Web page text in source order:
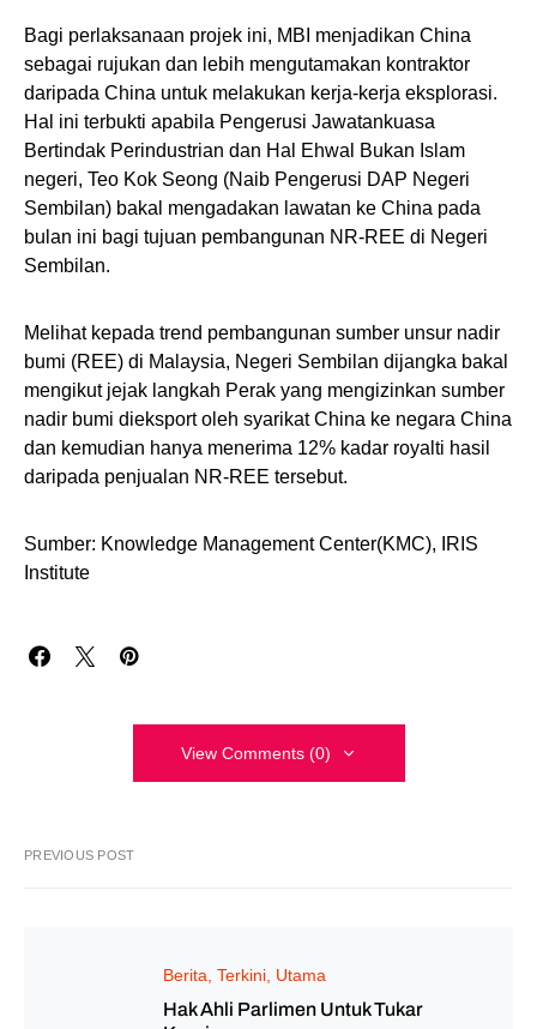
Bagi perlaksanaan projek ini, MBI menjadikan China
sebagai rujukan dan lebih mengutamakan kontraktor
daripada China untuk melakukan kerja-kerja eksplorasi.
Hal ini terbukti apabila Pengerusi Jawatankuasa
Bertindak Perindustrian dan Hal Ehwal Bukan Islam
negeri, Teo Kok Seong (Naib Pengerusi DAP Negeri
Sembilan) bakal mengadakan lawatan ke China pada
bulan ini bagi tujuan pembangunan NR-REE di Negeri
Sembilan.
Melihat kepada trend pembangunan sumber unsur nadir
bumi (REE) di Malaysia, Negeri Sembilan dijangka bakal
mengikut jejak langkah Perak yang mengizinkan sumber
nadir bumi dieksport oleh syarikat China ke negara China
dan kemudian hanya menerima 12% kadar royalti hasil
daripada penjualan NR-REE tersebut.
Sumber: Knowledge Management Center(KMC), IRIS
Institute
View Comments (0)
PREVIOUS POST
Berita Terkini Utama
Hak Ahli Parlimen Untuk Tukar